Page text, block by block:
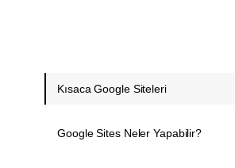
Kısaca Google Siteleri
Google Sites Neler Yapabilir?